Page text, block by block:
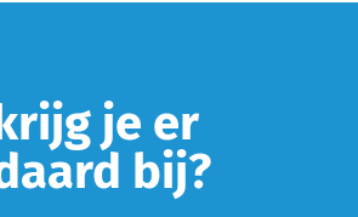
je er
bij?